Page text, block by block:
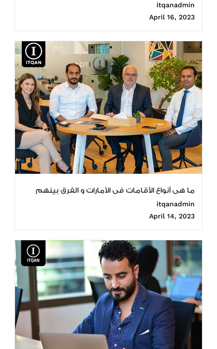
itqanadmin
April 16, 2023
ما هى أنواع الأقامات فى الأمارات و الفرق بينهم
itqanadmin
April 14, 2023